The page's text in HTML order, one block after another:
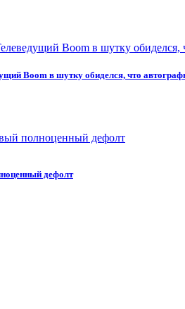
Boom в шутку обиделся, что
дефолт